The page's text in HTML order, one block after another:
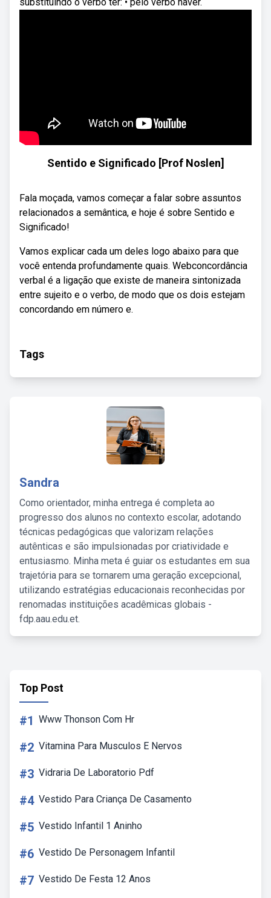
Sentido e Significado [Prof Noslen]
Fala moçada, vamos começar a falar sobre assuntos
relacionados a semântica, e hoje é sobre Sentido e
Significado!
Vamos explicar cada um deles logo abaixo para que
você entenda profundamente quais. Webconcordância
verbal é a ligação que existe de maneira sintonizada
entre sujeito e o verbo, de modo que os dois estejam
concordando em número e.
Tags
Sandra
Como orientador, minha entrega é completa ao
progresso dos alunos no contexto escolar, adotando
técnicas pedagógicas que valorizam relações
autênticas e são impulsionadas por criatividade e
entusiasmo. Minha meta é guiar os estudantes em sua
trajetória para se tornarem uma geração excepcional,
utilizando estratégias educacionais reconhecidas por
renomadas instituições acadêmicas globais -
fdp.aau.edu.et.
Top Post
#1 Www Thonson Com Hr
#2 Vitamina Para Musculos E Nervos
#3 Vidraria De Laboratorio Pdf
#4 Vestido Para Criança De Casamento
#5 Vestido Infantil 1 Aninho
#6 Vestido De Personagem Infantil
#7 Vestido De Festa 12 Anos